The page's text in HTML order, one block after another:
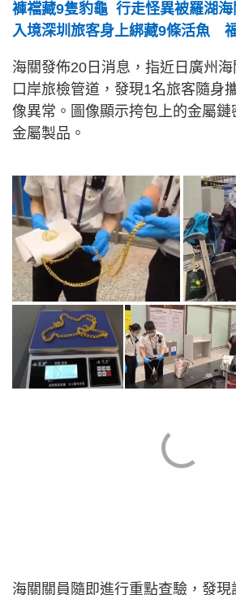
褲襠藏9隻豹龜 行走怪異被羅湖海
入境深圳旅客身上綁藏9條活魚
海關發佈20日消息，指近日廣州
口岸旅檢管道，發現1名旅客隨身
像異常。圖像顯示挎包上的金屬鏈
金屬製品。
海關關員隨即進行重點查驗，發